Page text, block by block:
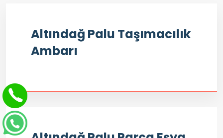
Altındağ Palu Taşımacılık
Ambarı